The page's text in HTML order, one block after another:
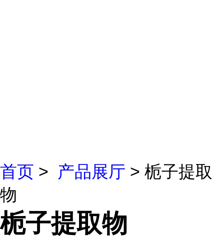
首页 > 产品展厅 > 栀子提取
物
栀子提取物